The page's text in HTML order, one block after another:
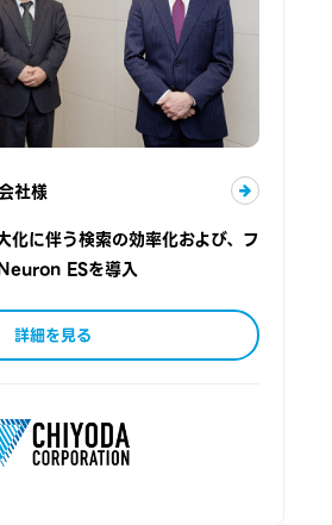
社様
化に伴う検索の効率化および、フ
ESを導入
詳細を見る